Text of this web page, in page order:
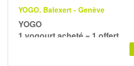
YOGO, Balexert - Genève
YOGO
1 yogourt acheté = 1 offert